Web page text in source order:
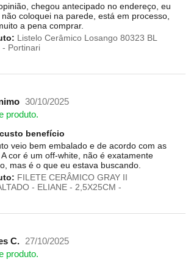
chegou antecipado no endereço, eu
coloquei na parede, está em processo,
a pena comprar.
Listelo Cerâmico Losango 80323 BL
- Portinari
30/10/2025
produto.
benefício
veio bem embalado e de acordo com as
cor é um off-white, não é exatamente
mas é o que eu estava buscando.
FILETE CERÂMICO GRAY II
- ELIANE - 2,5X25CM -
C. 27/10/2025
produto.